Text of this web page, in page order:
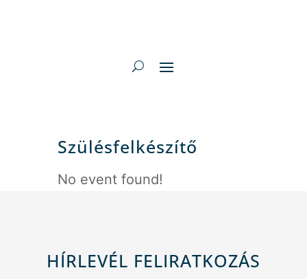
Szülésfelkészítő
No event found!
HÍRLEVÉL FELIRATKOZÁS